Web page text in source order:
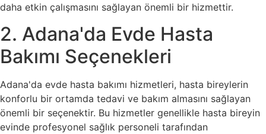
daha etkin çalışmasını sağlayan önemli bir hizmettir.
2. Adana'da Evde Hasta
Bakımı Seçenekleri
Adana'da evde hasta bakımı hizmetleri, hasta bireylerin
konforlu bir ortamda tedavi ve bakım almasını sağlayan
önemli bir seçenektir. Bu hizmetler genellikle hasta bireyin
evinde profesyonel sağlık personeli tarafından